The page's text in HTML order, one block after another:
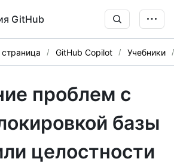
GitHub
GitHub Copilot Учебники
проблем с
базы
целостности